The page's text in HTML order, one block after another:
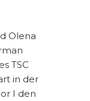
Olena
TSC
in der
I den